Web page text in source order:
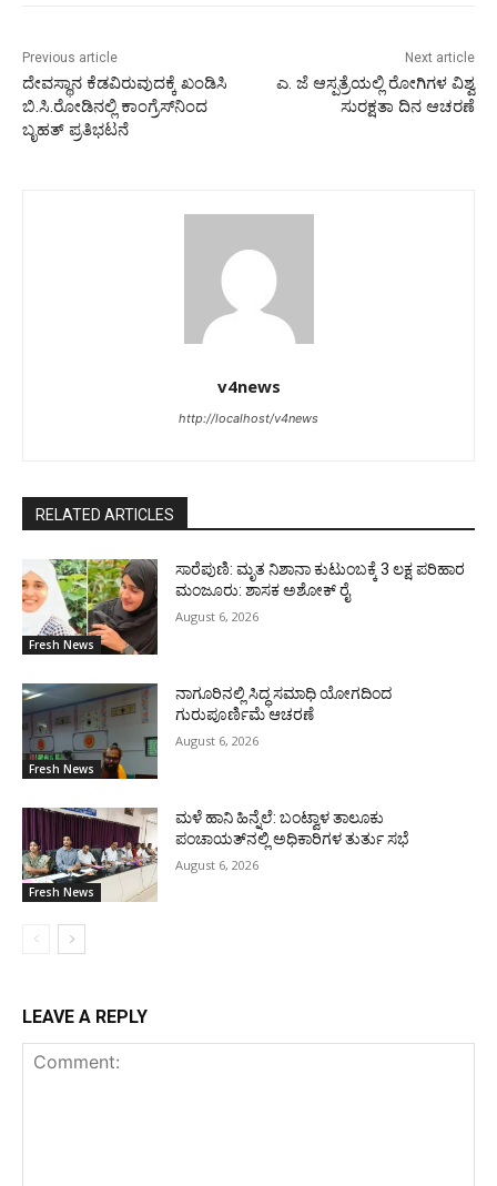
Previous article
ದೇವಸ್ಥಾನ ಕೆಡವಿರುವುದಕ್ಕೆ ಖಂಡಿಸಿ
ಬಿ.ಸಿ.ರೋಡಿನಲ್ಲಿ ಕಾಂಗ್ರೆಸ್‍ನಿಂದ
ಬೃಹತ್ ಪ್ರತಿಭಟನೆ
Next article
ಎ. ಜೆ ಆಸ್ಪತ್ರೆಯಲ್ಲಿ ರೋಗಿಗಳ ವಿಶ್ವ
ಸುರಕ್ಷತಾ ದಿನ ಆಚರಣೆ
v4news
http://localhost/v4news
RELATED ARTICLES
Fresh News
ಸಾರೆಪುಣಿ: ಮೃತ ನಿಶಾನಾ ಕುಟುಂಬಕ್ಕೆ 3 ಲಕ್ಷ ಪರಿಹಾರ
ಮಂಜೂರು: ಶಾಸಕ ಅಶೋಕ್ ರೈ
August 6, 2026
Fresh News
ನಾಗೂರಿನಲ್ಲಿ ಸಿದ್ಧ ಸಮಾಧಿ ಯೋಗದಿಂದ
ಗುರುಪೂರ್ಣಿಮೆ ಆಚರಣೆ
August 6, 2026
Fresh News
ಮಳೆ ಹಾನಿ ಹಿನ್ನೆಲೆ: ಬಂಟ್ವಾಳ ತಾಲೂಕು
ಪಂಚಾಯತ್‌ನಲ್ಲಿ ಅಧಿಕಾರಿಗಳ ತುರ್ತು ಸಭೆ
August 6, 2026
LEAVE A REPLY